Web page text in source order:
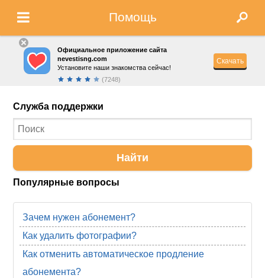
Помощь
Официальное приложение сайта
nevestisng.com
Установите наши знакомства сейчас!
(7248)
Скачать
Служба поддержки
Найти
Популярные вопросы
Зачем нужен абонемент?
Как удалить фотографии?
Как отменить автоматическое продление
абонемента?